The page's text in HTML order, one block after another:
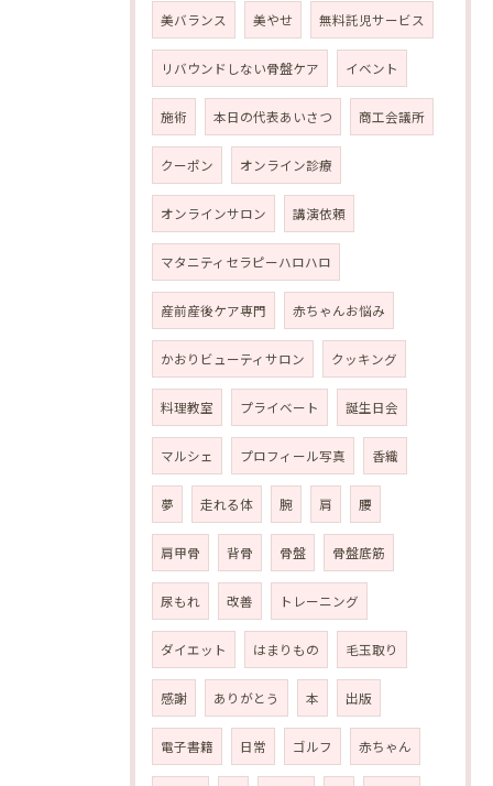
美バランス 美やせ 無料託児サービス
リバウンドしない骨盤ケア イベント
施術 本日の代表あいさつ 商工会議所
クーポン オンライン診療
オンラインサロン 講演依頼
マタニティセラピーハロハロ
産前産後ケア専門 赤ちゃんお悩み
かおりビューティサロン クッキング
料理教室 プライベート 誕生日会
マルシェ プロフィール写真 香織
夢 走れる体 腕 肩 腰
肩甲骨 背骨 骨盤 骨盤底筋
尿もれ 改善 トレーニング
ダイエット はまりもの 毛玉取り
感謝 ありがとう 本 出版
電子書籍 日常 ゴルフ 赤ちゃん